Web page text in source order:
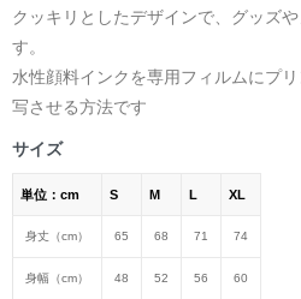
クッキリとしたデザインで、グッズ
す。
水性顔料インクを専用フィルムにプ
写させる方法です
サイズ
単位：cm S M L XL
身丈（cm） 65 68 71 74
身幅（cm） 48 52 56 60